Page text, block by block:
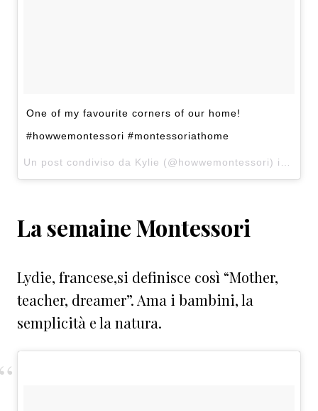
One of my favourite corners of our home!
#howwemontessori #montessoriathome
La semaine Montessori
Lydie, francese,si definisce così “Mother,
teacher, dreamer”. Ama i bambini, la
semplicità e la natura.